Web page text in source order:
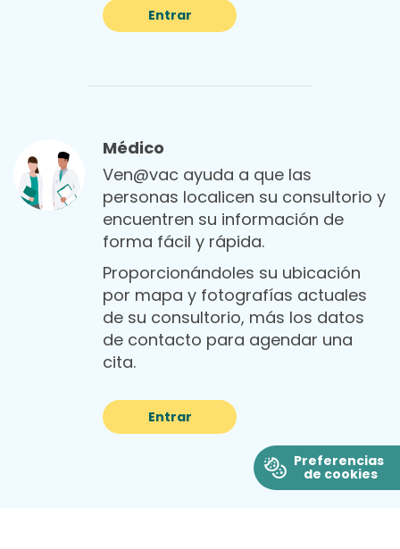
Preferencias
de cookies
Cookie Preferences
Entrar
Médico
Ven@vac ayuda a que las
personas localicen su consultorio y
encuentren su información de
forma fácil y rápida.
Proporcionándoles su ubicación
por mapa y fotografías actuales
de su consultorio, más los datos
de contacto para agendar una
cita.
Entrar